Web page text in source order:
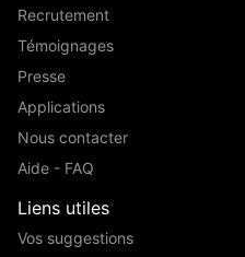
Recrutement
Témoignages
Presse
Applications
Nous contacter
Aide - FAQ
Liens utiles
Vos suggestions